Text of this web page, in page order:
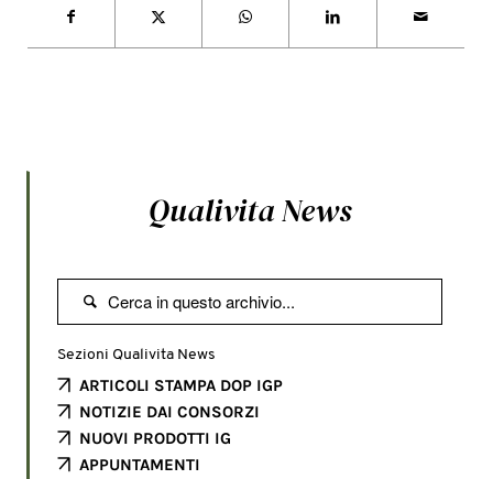
Qualivita News

Sezioni Qualivita News
ARTICOLI STAMPA DOP IGP
NOTIZIE DAI CONSORZI
NUOVI PRODOTTI IG
APPUNTAMENTI